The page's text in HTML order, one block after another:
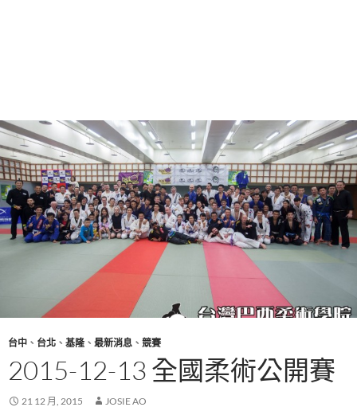
台中 、 台北 、 基隆、 最新消息 、 競賽
2015-12-13 全國柔術公開賽
21 12 月, 2015 JOSIE AO